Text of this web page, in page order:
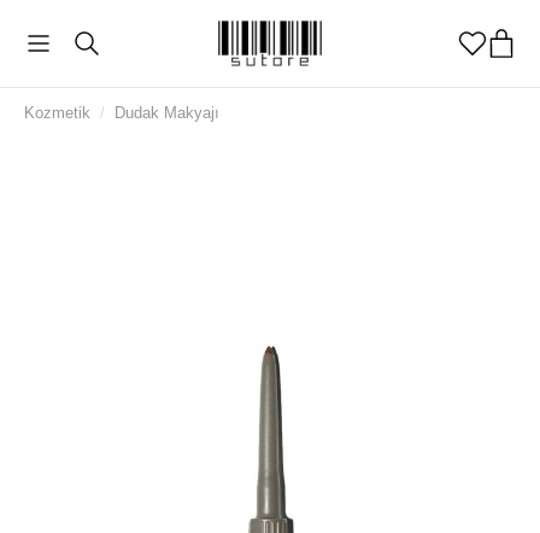
Kozmetik / Dudak Makyajı